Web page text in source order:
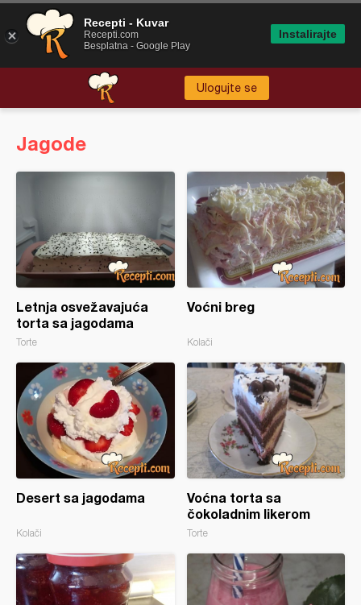
Ulogujte se
Jagode
Letnja osvežavajuća
torta sa jagodama
Torte
Voćni breg
Kolači
Desert sa jagodama
Kolači
Voćna torta sa
čokoladnim likerom
Torte
Recepti - Kuvar
Recepti.com
Besplatna - Google Play
Instalirajte